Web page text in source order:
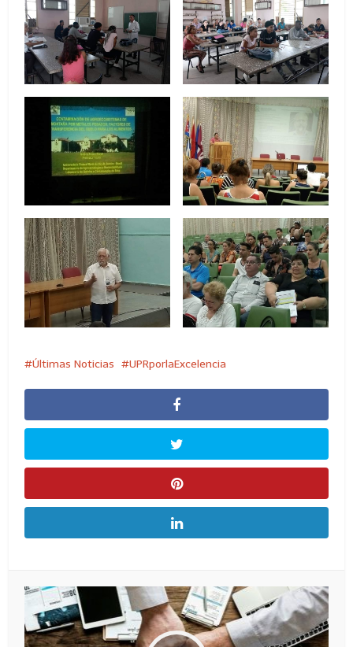
Últimas Noticias UPRporlaExcelencia